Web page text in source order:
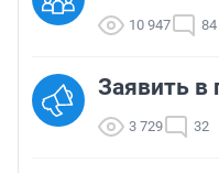
10 947 84
Заявить в
3 729 32